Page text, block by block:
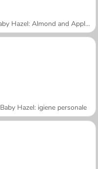
Baby Hazel: Almond and Apple Cake
Baby Hazel: igiene personale